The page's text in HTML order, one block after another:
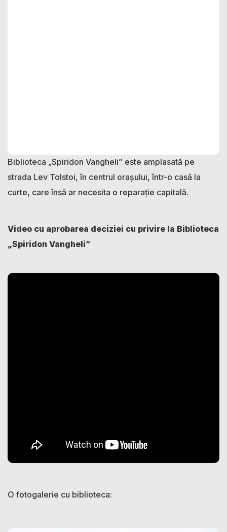
Biblioteca „Spiridon Vangheli” este amplasată pe
strada Lev Tolstoi, în centrul orașului, într-o casă la
curte, care însă ar necesita o reparație capitală.
Video cu aprobarea deciziei cu privire la Biblioteca
„Spiridon Vangheli”
O fotogalerie cu biblioteca: